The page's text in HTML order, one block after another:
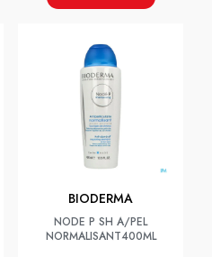
BIODERMA
NODE P SH A/PEL
NORMALISANT400ML